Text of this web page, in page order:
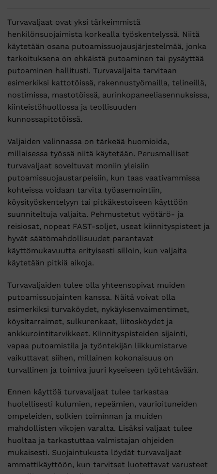
muunnelma.
Voit
tehdä
valinnat
tuotteen
sivulla.
Turvavaljaat ovat yksi tärkeimmistä
henkilönsuojaimista korkealla työskentelyssä. Niitä
käytetään osana putoamissuojausjärjestelmää, jonka
tarkoituksena on ehkäistä putoaminen tai pysäyttää
putoaminen hallitusti. Turvavaljaita tarvitaan
esimerkiksi kattotöissä, rakennustyömailla, telineillä,
nostimissa, mastotöissä, aurinkopaneeliasennuksissa,
kiinteistöhuollossa ja teollisuuden
kunnossapitotöissä.
Valjaiden valinnassa on tärkeää huomioida,
millaisessa työssä niitä käytetään. Perusmalliset
turvavaljaat soveltuvat moniin yleisiin
putoamissuojaustarpeisiin, kun taas vaativammissa
kohteissa voidaan tarvita työasemointiin,
köysityöskentelyyn tai pitkäkestoiseen käyttöön
suunniteltuja valjaita. Pehmustetut vyötärö- ja
reisiosat, nopeat FAST-soljet, useat kiinnityspisteet ja
hyvät säätömahdollisuudet parantavat
käyttömukavuutta erityisesti silloin, kun valjaita
käytetään pitkiä aikoja.
Turvavaljaiden tulee olla yhteensopivat muiden
putoamissuojainten kanssa. Näitä voivat olla
esimerkiksi turvaköydet, nykäyksenvaimentimet,
köysitarraimet, sulkurenkaat, liitosköydet ja
ankkurointitarvikkeet. Kiinnityspisteiden sijainti,
vapaa putoamistila ja työntekijän liikkumistarve
vaikuttavat siihen, millainen kokonaisuus on
turvallinen ja toimiva juuri kyseiseen työtehtävään.
Ennen käyttöä turvavaljaat tulee tarkastaa
huolellisesti kulumien, repeämien, vaurioituneiden
ompeleiden, solkien toiminnan ja muiden
mahdollisten vikojen varalta. Lisäksi valjaat tulee
huoltaa ja tarkastuttaa valmistajan ohjeiden
mukaisesti. Suojaintukusta löydät turvavaljaat
ammattikäyttöön, kun tarvitset luotettavat varusteet